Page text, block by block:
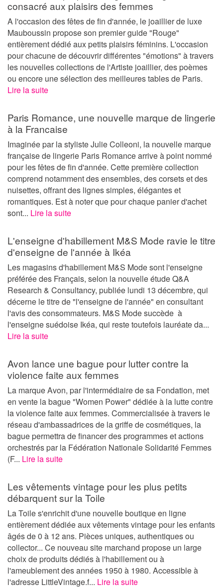
consacré aux plaisirs des femmes
A l'occasion des fêtes de fin d'année, le joaillier de luxe
Mauboussin propose son premier guide "Rouge"
entièrement dédié aux petits plaisirs féminins. L'occasion
pour chacune de découvrir différentes "émotions" à travers
les nouvelles collections de l'Artiste joaillier, des poèmes
ou encore une sélection des meilleures tables de Paris.
Lire la suite
Paris Romance, une nouvelle marque de lingerie
à la Francaise
Imaginée par la styliste Julie Colleoni, la nouvelle marque
française de lingerie Paris Romance arrive à point nommé
pour les fêtes de fin d'année. Cette première collection
comprend notamment des ensembles, des corsets et des
nuisettes, offrant des lignes simples, élégantes et
romantiques. Est à noter que pour chaque panier d'achet
sont... Lire la suite
L'enseigne d'habillement M&S Mode ravie le titre
d'enseigne de l'année à Ikéa
Les magasins d'habillement M&S Mode sont l'enseigne
préférée des Français, selon la nouvelle étude Q&A
Research & Consultancy, publiée lundi 13 décembre, qui
décerne le titre de "l'enseigne de l'année" en consultant
l'avis des consommateurs. M&S Mode succède à
l'enseigne suédoise Ikéa, qui reste toutefois lauréate da...
Lire la suite
Avon lance une bague pour lutter contre la
violence faite aux femmes
La marque Avon, par l'intermédiaire de sa Fondation, met
en vente la bague "Women Power" dédiée à la lutte contre
la violence faite aux femmes. Commercialisée à travers le
réseau d'ambassadrices de la griffe de cosmétiques, la
bague permettra de financer des programmes et actions
orchestrés par la Fédération Nationale Solidarité Femmes
(F... Lire la suite
Les vêtements vintage pour les plus petits
débarquent sur la Toile
La Toile s'enrichit d'une nouvelle boutique en ligne
entièrement dédiée aux vêtements vintage pour les enfants
âgés de 0 à 12 ans. Pièces uniques, authentiques ou
collector... Ce nouveau site marchand propose un large
choix de produits dédiés à l'habillement ou à
l'ameublement des années 1950 à 1980. Accessible à
l'adresse LittleVintage.f... Lire la suite